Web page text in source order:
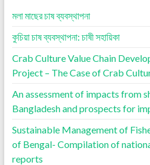
মলা মাছের চাষ ব্যবস্থাপনা
কুচিয়া চাষ ব্যবস্থাপনা: চাষী সহায়িকা
Crab Culture Value Chain
Project – The Case of Crab
An assessment of impacts from
Bangladesh and prospects for
Sustainable Management of
of Bengal- Compilation of
reports